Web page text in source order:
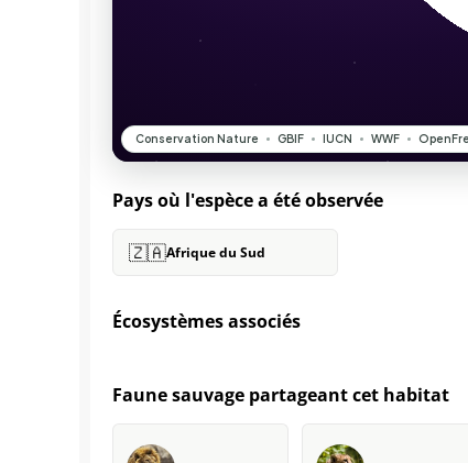
Pays où l'espèce a été observée
🇿🇦Afrique du Sud
Écosystèmes associés
Faune sauvage partageant cet habitat